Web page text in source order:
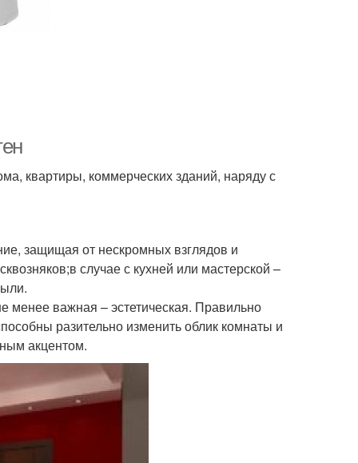
квартиры, коммерческих зданий, наряду с
защищая от нескромных взглядов и
случае с кухней или мастерской –
менее важная – эстетическая. Правильно
разительно изменить облик комнаты и
акцентом.